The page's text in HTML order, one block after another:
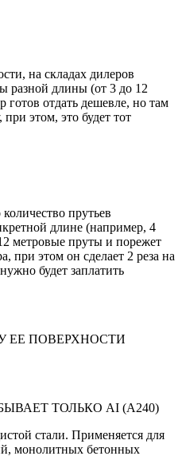
на складах дилеров
разной длины (от 3 до 12
готов отдать дешевле, но там
этом, это будет тот
прутьев
длине (например, 4
метровые пруты и порежет
при этом он сделает 2 реза на
будет заплатить
ЕЕ ПОВЕРХНОСТИ
ТОЛЬКО AI (А240)
стали. Применяется для
монолитных бетонных